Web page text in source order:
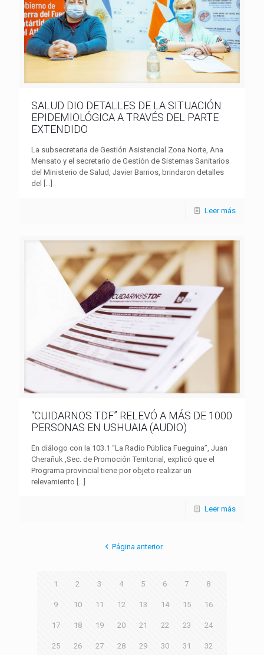
SALUD DIO DETALLES DE LA SITUACIÓN
EPIDEMIOLÓGICA A TRAVÉS DEL PARTE
EXTENDIDO
La subsecretaria de Gestión Asistencial Zona Norte, Ana
Mensato y el secretario de Gestión de Sistemas Sanitarios
del Ministerio de Salud, Javier Barrios, brindaron detalles
del […]
Leer más
“CUIDARNOS TDF” RELEVÓ A MÁS DE 1000
PERSONAS EN USHUAIA (AUDIO)
En diálogo con la 103.1 “La Radio Pública Fueguina”, Juan
Cherañuk ,Sec. de Promoción Territorial, explicó que el
Programa provincial tiene por objeto realizar un
relevamiento […]
Leer más
Página anterior
1 2 3 4 5 6 7 8
9 10 11 12 13 14 15 16
17 18 19 20 21 22 23 24
25 26 27 28 29 30 31 32